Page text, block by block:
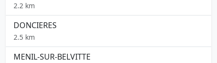
2.2 km
DONCIERES
2.5 km
MENIL-SUR-BELVITTE